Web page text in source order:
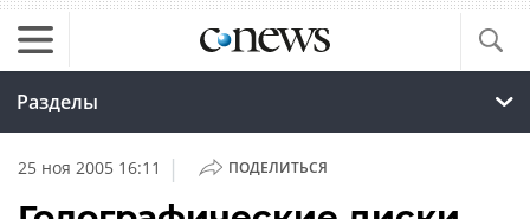
Разделы
25 ноя 2005 16:11 | ПОДЕЛИТЬСЯ